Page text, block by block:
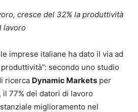
cresce del 32% la produttività
lavoro
imprese italiane ha dato il via ad
secondo uno studio
ricerca Dynamic Markets per
, il 77% dei datori di lavoro
miglioramento nel